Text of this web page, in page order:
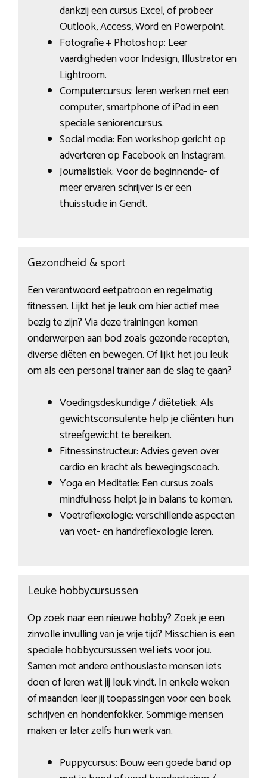
dankzij een cursus Excel, of probeer
Outlook, Access, Word en Powerpoint.
Fotografie + Photoshop: Leer
vaardigheden voor Indesign, Illustrator en
Lightroom.
Computercursus: leren werken met een
computer, smartphone of iPad in een
speciale seniorencursus.
Social media: Een workshop gericht op
adverteren op Facebook en Instagram.
Journalistiek: Voor de beginnende- of
meer ervaren schrijver is er een
thuisstudie in Gendt.
Gezondheid & sport
Een verantwoord eetpatroon en regelmatig
fitnessen. Lijkt het je leuk om hier actief mee
bezig te zijn? Via deze trainingen komen
onderwerpen aan bod zoals gezonde recepten,
diverse diëten en bewegen. Of lijkt het jou leuk
om als een personal trainer aan de slag te gaan?
Voedingsdeskundige / diëtetiek: Als
gewichtsconsulente help je cliënten hun
streefgewicht te bereiken.
Fitnessinstructeur: Advies geven over
cardio en kracht als bewegingscoach.
Yoga en Meditatie: Een cursus zoals
mindfulness helpt je in balans te komen.
Voetreflexologie: verschillende aspecten
van voet- en handreflexologie leren.
Leuke hobbycursussen
Op zoek naar een nieuwe hobby? Zoek je een
zinvolle invulling van je vrije tijd? Misschien is een
speciale hobbycursussen wel iets voor jou.
Samen met andere enthousiaste mensen iets
doen of leren wat jij leuk vindt. In enkele weken
of maanden leer jij toepassingen voor een boek
schrijven en hondenfokker. Sommige mensen
maken er later zelfs hun werk van.
Puppycursus: Bouw een goede band op